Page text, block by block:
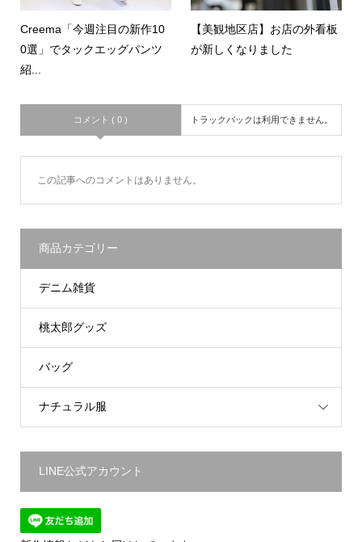
Creema「今週注目の新作10
0選」でタックエッグパンツ
紹...
【美観地区店】お店の外看板
が新しくなりました
コメント ( 0 ) トラックバックは利用できません。
この記事へのコメントはありません。
商品カテゴリー
デニム雑貨
桃太郎グッズ
バッグ
ナチュラル服
LINE公式アカウント